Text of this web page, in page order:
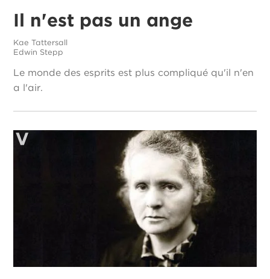
Il n'est pas un ange
Kae Tattersall
Edwin Stepp
Le monde des esprits est plus compliqué qu'il n'en
a l'air.